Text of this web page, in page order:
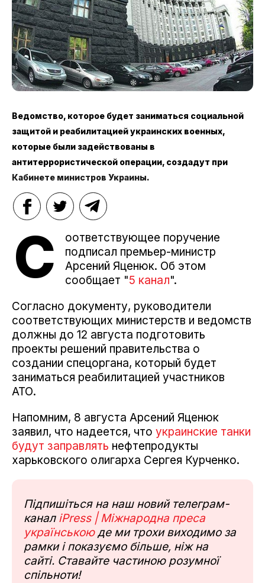
Ведомство, которое будет заниматься социальной
защитой и реабилитацией украинских военных,
которые были задействованы в
антитеррористической операции, создадут при
Кабинете министров Украины.
С
оответствующее поручение
подписал премьер-министр
Арсений Яценюк. Об этом
сообщает "5 канал".
Согласно документу, руководители
соответствующих министерств и ведомств
должны до 12 августа подготовить
проекты решений правительства о
создании спецоргана, который будет
заниматься реабилитацией участников
АТО.
Напомним, 8 августа Арсений Яценюк
заявил, что надеется, что украинские танки
будут заправлять нефтепродукты
харьковского олигарха Сергея Курченко.
Підпишіться на наш новий телеграм-
канал iPress | Міжнародна преса
українськоюде ми трохи виходимо за
рамки і показуємо більше, ніж на
сайті. Ставайте частиною розумної
спільноти!